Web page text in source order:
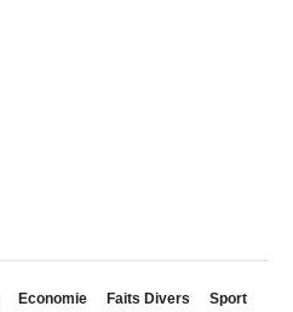
Economie Faits Divers Sport